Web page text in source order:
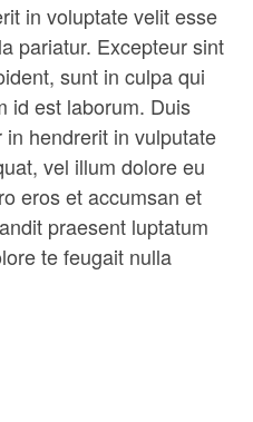
in voluptate velit esse
pariatur. Excepteur sint
sunt in culpa qui
id est laborum. Duis
hendrerit in vulputate
vel illum dolore eu
eros et accumsan et
praesent luptatum
te feugait nulla